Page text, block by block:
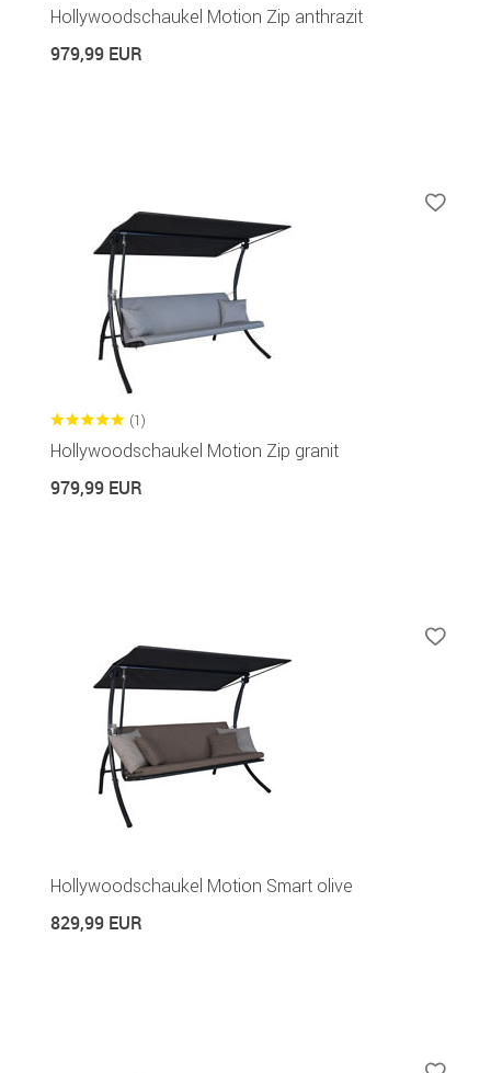
Hollywoodschaukel Motion Zip anthrazit
979,99 EUR
(1)
Hollywoodschaukel Motion Zip granit
979,99 EUR
Hollywoodschaukel Motion Smart olive
829,99 EUR